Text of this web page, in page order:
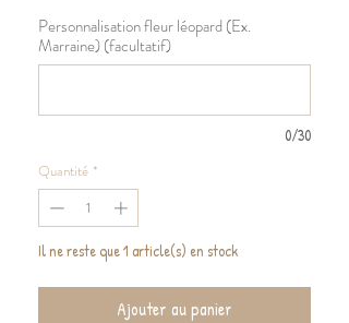
Personnalisation fleur léopard (Ex.
Marraine) (facultatif)
0/30
Quantité *
Il ne reste que 1 article(s) en stock
Ajouter au panier